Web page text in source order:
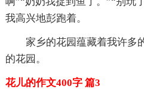
我高兴地彭跑着。
家乡的花园蕴藏着我许多
的花园。
花儿的作文400字 篇3